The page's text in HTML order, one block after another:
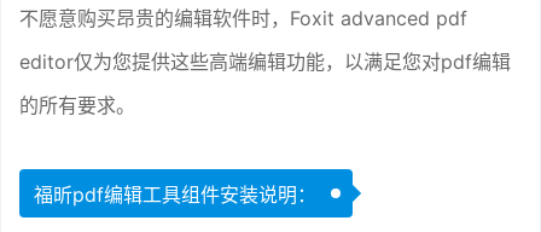
不愿意购买昂贵的编辑软件时，Foxit advanced pdf
editor仅为您提供这些高端编辑功能，以满足您对pdf编辑
的所有要求。
福昕pdf编辑工具组件安装说明：